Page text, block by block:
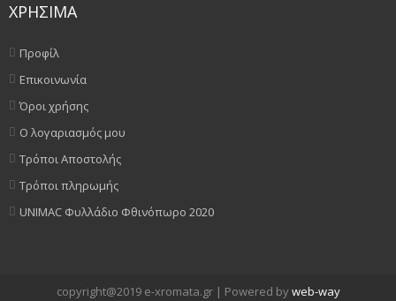
ΧΡΗΣΙΜΑ
Προφίλ
Επικοινωνία
Όροι χρήσης
Ο λογαριασμός μου
Τρόποι Αποστολής
Τρόποι πληρωμής
UNIMAC Φυλλάδιο Φθινόπωρο 2020
copyright@2019 e-xromata.gr | Powered byweb-way